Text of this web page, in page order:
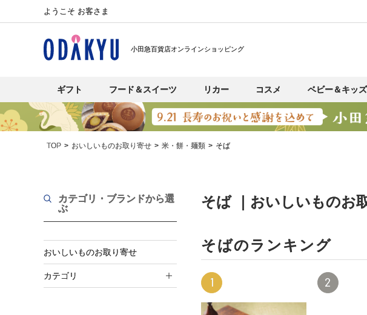
ようこそ お客さま
小田急百貨店オンラインショッピング
ギフト フード＆スイーツ リカー コスメ ベビー＆キッズ
TOP おいしいものお取り寄せ 米・餅・麺類 そば
カテゴリ・ブランドから選
ぶ
おいしいものお取り寄せ
カテゴリ
そば ｜おいしいものお
そばのランキング
1 2